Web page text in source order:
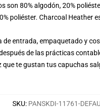
son 80% algodón, 20%
poliéster. Charcoal Heather
de entrada, empaquetado y
de las prácticas
que te gustan tus capuchas
SKU: PANSKDI-11761-